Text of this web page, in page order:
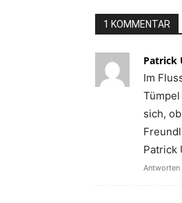
1 KOMMENTAR
Patrick
Im
sich,
Patrick
Antworten